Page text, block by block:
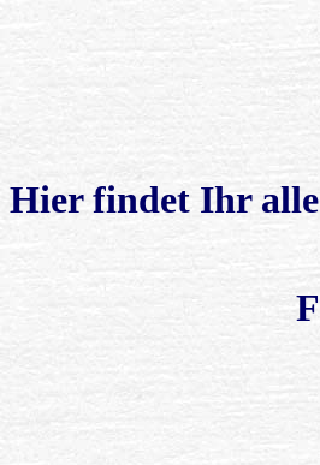
Hier findet Ihr alle